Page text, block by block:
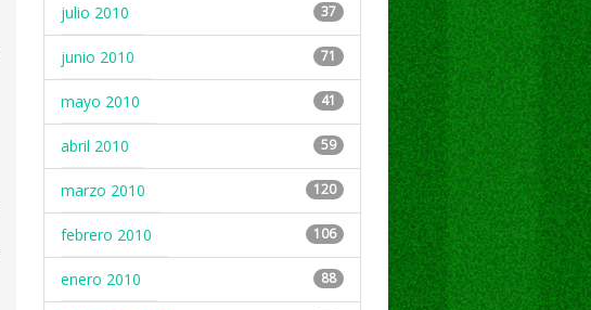
julio 2010 37
junio 2010 71
mayo 2010 41
abril 2010 59
marzo 2010 120
febrero 2010 106
enero 2010 88